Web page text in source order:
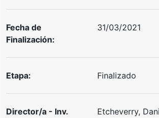
Fecha de
Finalización:
31/03/2021
Etapa: Finalizado
Director/a - Inv.
Etcheverry,